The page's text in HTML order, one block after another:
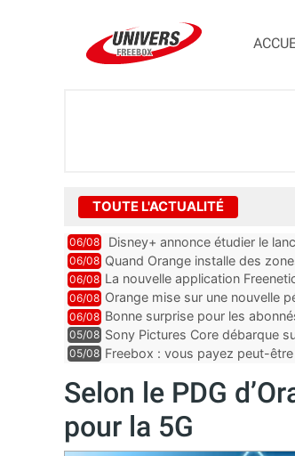
TOUTE L'ACTUALITÉ
06/08 Disney+ annonce étudier le
06/08 Quand Orange installe des
06/08 La nouvelle application
abonnés Freebox, testez la
06/08 Orange mise sur une nouvelle
06/08 Bonne surprise pour les
inclus
05/08 Sony Pictures Core débarque
05/08 Freebox : vous payez peut-
Selon le PDG
pour la 5G